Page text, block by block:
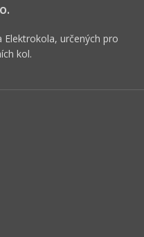
Elektrokola, určených pro
kol.